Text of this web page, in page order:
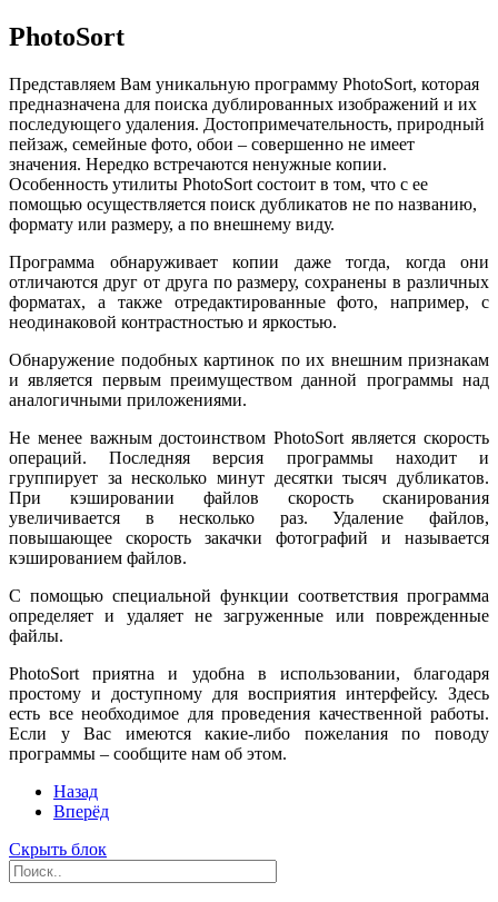
PhotoSort
Представляем Вам уникальную программу PhotoSort, которая
предназначена для поиска дублированных изображений и их
последующего удаления. Достопримечательность, природный
пейзаж, семейные фото, обои – совершенно не имеет
значения. Нередко встречаются ненужные копии.
Особенность утилиты PhotoSort состоит в том, что с ее
помощью осуществляется поиск дубликатов не по названию,
формату или размеру, а по внешнему виду.
Программа обнаруживает копии даже тогда, когда они
отличаются друг от друга по размеру, сохранены в различных
форматах, а также отредактированные фото, например, с
неодинаковой контрастностью и яркостью.
Обнаружение подобных картинок по их внешним признакам
и является первым преимуществом данной программы над
аналогичными приложениями.
Не менее важным достоинством PhotoSort является скорость
операций. Последняя версия программы находит и
группирует за несколько минут десятки тысяч дубликатов.
При кэшировании файлов скорость сканирования
увеличивается в несколько раз. Удаление файлов,
повышающее скорость закачки фотографий и называется
кэшированием файлов.
С помощью специальной функции соответствия программа
определяет и удаляет не загруженные или поврежденные
файлы.
PhotoSort приятна и удобна в использовании, благодаря
простому и доступному для восприятия интерфейсу. Здесь
есть все необходимое для проведения качественной работы.
Если у Вас имеются какие-либо пожелания по поводу
программы – сообщите нам об этом.
Назад
Вперёд
Скрыть блок